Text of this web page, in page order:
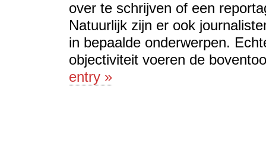
over te schrijven of een
Natuurlijk zijn er ook
in bepaalde onderwerpen.
objectiviteit voeren de
entry »